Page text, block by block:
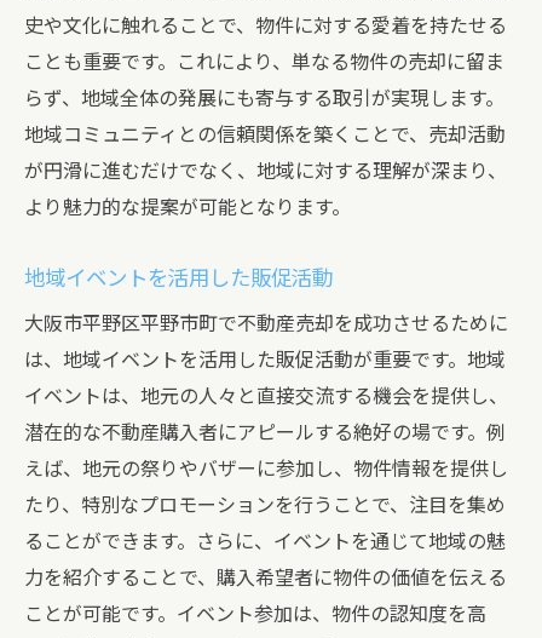
史や文化に触れることで、物件に対する愛着を持たせる
ことも重要です。これにより、単なる物件の売却に留ま
らず、地域全体の発展にも寄与する取引が実現します。
地域コミュニティとの信頼関係を築くことで、売却活動
が円滑に進むだけでなく、地域に対する理解が深まり、
より魅力的な提案が可能となります。
地域イベントを活用した販促活動
大阪市平野区平野市町で不動産売却を成功させるために
は、地域イベントを活用した販促活動が重要です。地域
イベントは、地元の人々と直接交流する機会を提供し、
潜在的な不動産購入者にアピールする絶好の場です。例
えば、地元の祭りやバザーに参加し、物件情報を提供し
たり、特別なプロモーションを行うことで、注目を集め
ることができます。さらに、イベントを通じて地域の魅
力を紹介することで、購入希望者に物件の価値を伝える
ことが可能です。イベント参加は、物件の認知度を高